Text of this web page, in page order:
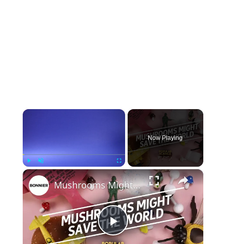
×
Play Unmute Fullscreen
Now Playing
×
Play Video
Mushrooms Might Save the World